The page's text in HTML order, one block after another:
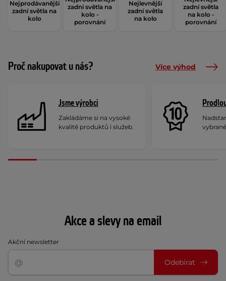
Nejprodávanější
zadní světla na
kolo
zadní světla na
kolo -
porovnání
Nejlevnější
zadní světla
na kolo
zadní světla
na kolo -
porovnání
Proč nakupovat u nás? Více výhod
Jsme výrobci
Zakládáme si na vysoké
kvalitě produktů i služeb.
Akce a slevy na email
Akční newsletter
Odebírat